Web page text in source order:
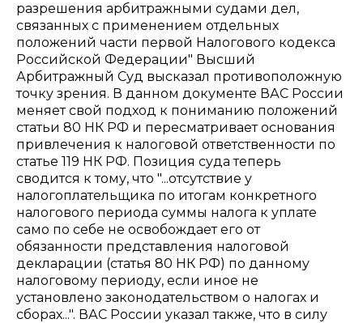
разрешения арбитражными судами дел,
связанных с применением отдельных
положений части первой Налогового кодекса
Российской Федерации" Высший
Арбитражный Суд высказал противоположную
точку зрения. В данном документе ВАС России
меняет свой подход к пониманию положений
статьи 80 НК РФ и пересматривает основания
привлечения к налоговой ответственности по
статье 119 НК РФ. Позиция суда теперь
сводится к тому, что "...отсутствие у
налогоплательщика по итогам конкретного
налогового периода суммы налога к уплате
само по себе не освобождает его от
обязанности представления налоговой
декларации (статья 80 НК РФ) по данному
налоговому периоду, если иное не
установлено законодательством о налогах и
сборах...". ВАС России указал также, что в силу